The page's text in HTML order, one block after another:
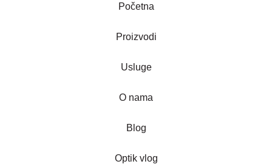
Početna
Proizvodi
Usluge
O nama
Blog
Optik vlog